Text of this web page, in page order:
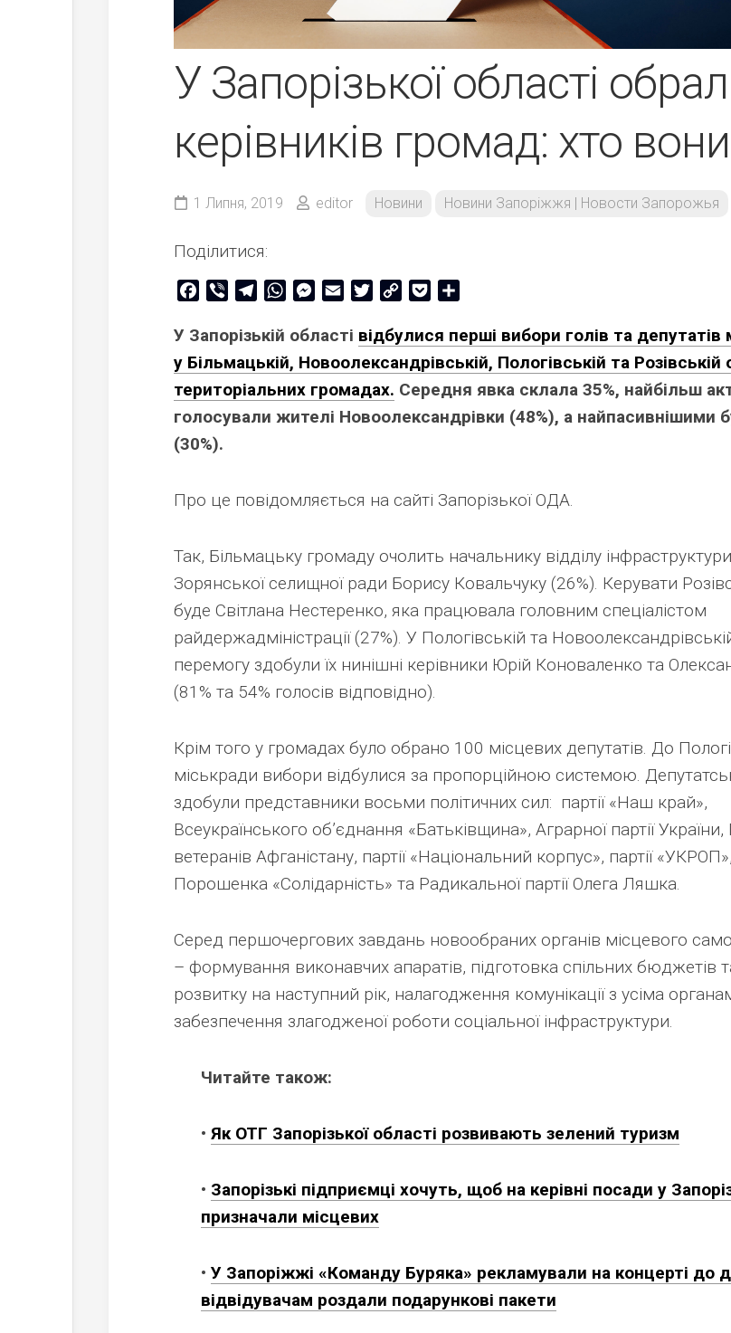
У Запорізької області
керівників громад: хто вони
1 Липня, 2019 editor Новини Новини Запоріжжя | Новости Запорожья
Поділитися:
Facebook
Viber TelegramWhatsAppMessenger
Email TwitterCopy
Pocket
У Запорізькій області відбулися перші вибори голів та депутатів
у Більмацькій, Новоолександрівській, Пологівській та Розівській
територіальних громадах. Середня явка склала 35%, найбільш
голосували жителі Новоолександрівки (48%), а найпасивнішими
(30%).
Про це повідомляється на сайті Запорізької ОДА.
Так, Більмацьку громаду очолить начальнику відділу
Зорянської селищної ради Борису Ковальчуку (26%). Керувати
буде Світлана Нестеренко, яка працювала головним спеціалістом
райдержадміністрації (27%). У Пологівській та
перемогу здобули їх нинішні керівники Юрій Коноваленко та
(81% та 54% голосів відповідно).
Крім того у громадах було обрано 100 місцевих депутатів. До
міськради вибори відбулися за пропорційною системою.
здобули представники восьми політичних сил: партії «Наш край»,
Всеукраїнського об’єднання «Батьківщина», Аграрної партії України,
ветеранів Афганістану, партії «Національний корпус», партії
Порошенка «Солідарність» та Радикальної партії Олега Ляшка.
Серед першочергових завдань новообраних органів місцевого
– формування виконавчих апаратів, підготовка спільних бюджетів
розвитку на наступний рік, налагодження комунікації з усіма
забезпечення злагодженої роботи соціальної інфраструктури.
Читайте також:
• Як ОТГ Запорізької області розвивають зелений туризм
• Запорізькі підприємці хочуть, щоб на керівні посади у
призначали місцевих
• У Запоріжжі «Команду Буряка» рекламували на концерті до
відвідувачам роздали подарункові пакети